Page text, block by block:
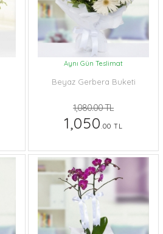
Aynı Gün Teslimat
Beyaz Gerbera Buketi
1,080.00 TL
1,050.00 TL